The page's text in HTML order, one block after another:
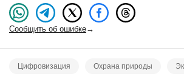
Сообщить об ошибке→
Цифровизация Охрана природы